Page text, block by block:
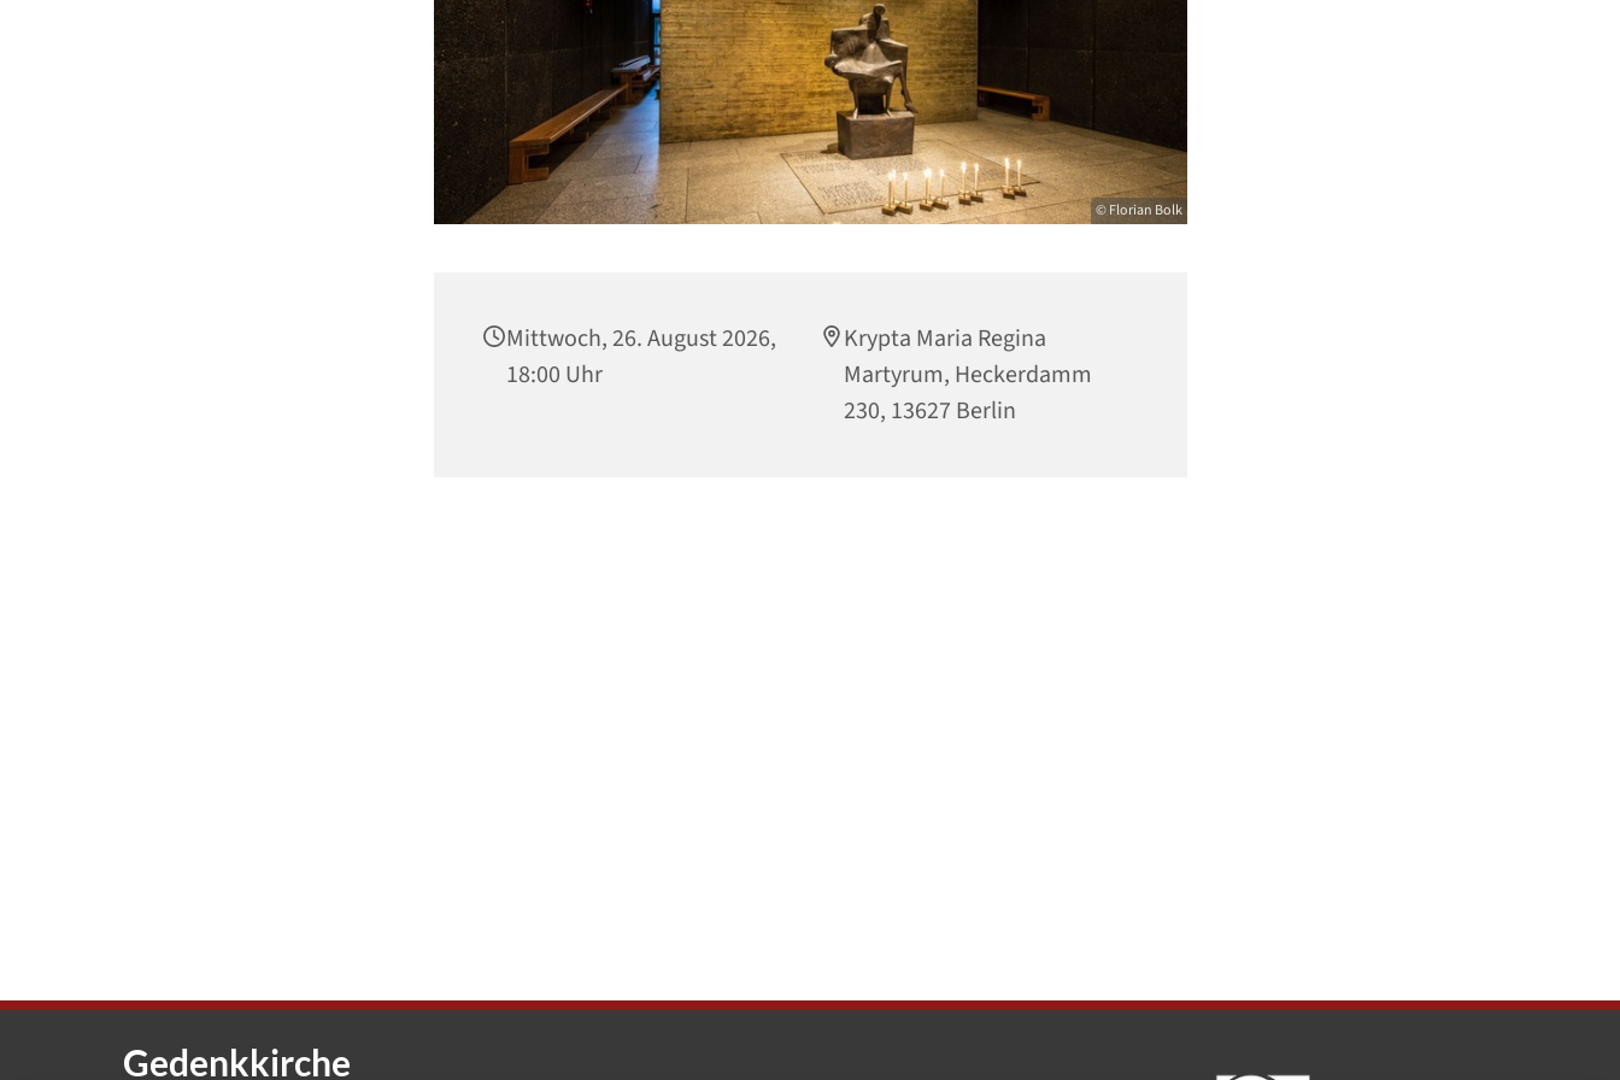
© Florian Bolk
Mittwoch, 26. August 2026,
18:00 Uhr
Krypta Maria Regina
Martyrum, Heckerdamm
230, 13627 Berlin
Gedenkkirche